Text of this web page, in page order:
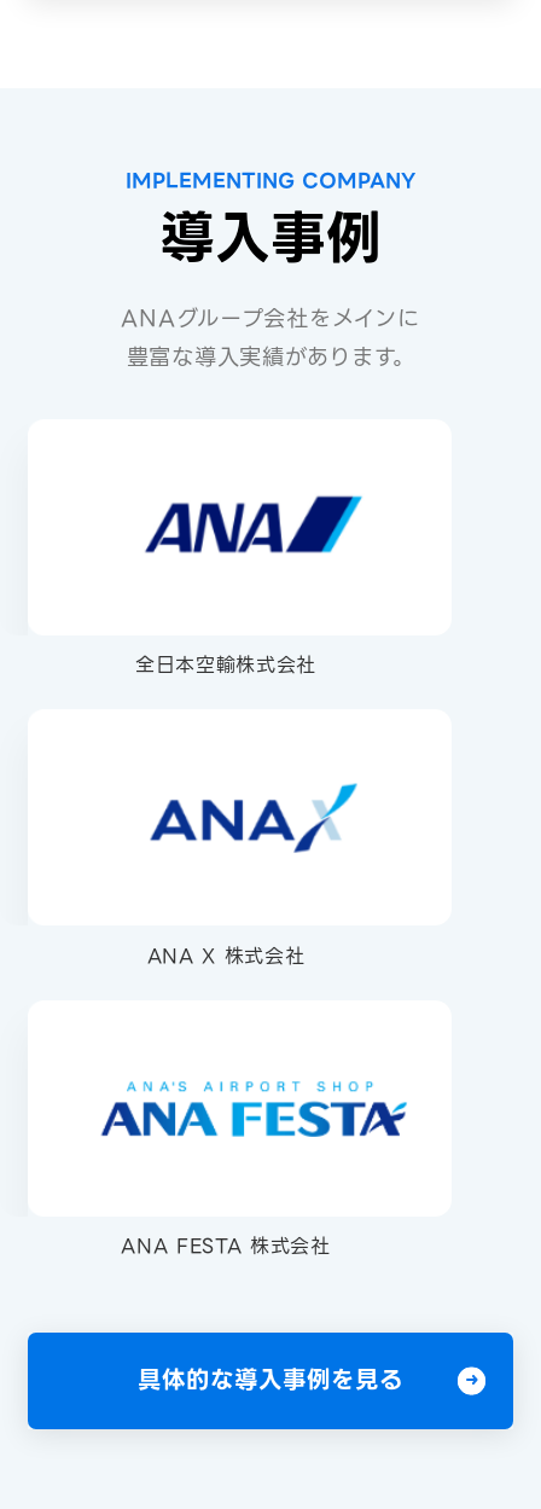
IMPLEMENTING COMPANY
導入事例
ANAグループ会社をメインに
豊富な導入実績があります。
全日本空輸株式会社
ANA X 株式会社
ANA FESTA 株式会社
具体的な導入事例を見る